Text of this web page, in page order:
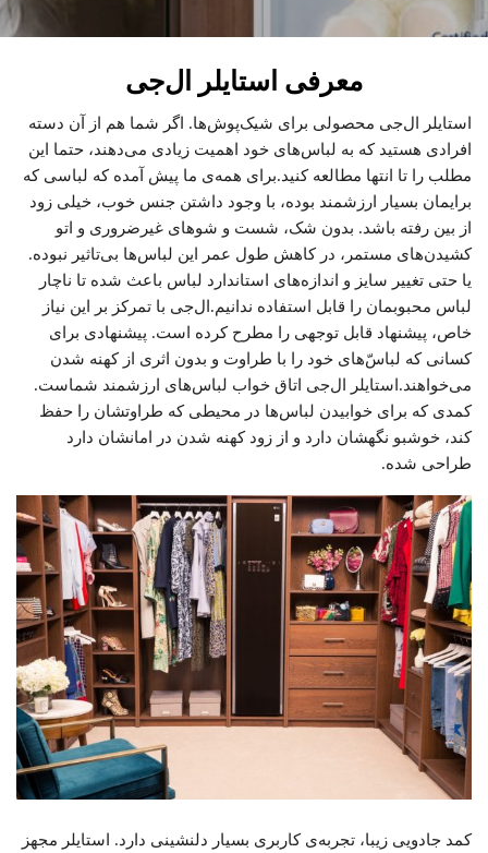
معرفی استایلر ال‌جی
استایلر ال‌جی محصولی برای شیک‌پوش‌ها. اگر شما هم از آن دسته
افرادی هستید که به لباس‌های خود اهمیت زیادی می‌دهند، حتما این
مطلب را تا انتها مطالعه کنید.برای همه‌ی ما پیش آمده که لباسی که
برایمان بسیار ارزشمند بوده، با وجود داشتن جنس خوب، خیلی زود
از بین رفته باشد. بدون شک، شست و شوهای غیرضروری و اتو
کشیدن‌های مستمر، در کاهش طول عمر این لباس‌ها بی‌تاثیر نبوده.
یا حتی تغییر سایز و اندازه‌های استاندارد لباس باعث شده تا ناچار
لباس محبوبمان را قابل استفاده ندانیم.ال‌جی با تمرکز بر این نیاز
خاص، پیشنهاد قابل توجهی را مطرح کرده است. پیشنهادی برای
کسانی که لباس‌ّهای خود را با طراوت و بدون اثری از کهنه شدن
می‌خواهند.استایلر ال‌جی اتاق خواب لباس‌های ارزشمند شماست.
کمدی که برای خوابیدن لباس‌ها در محیطی که طراوتشان را حفظ
کند، خوشبو نگهشان دارد و از زود کهنه شدن در امانشان دارد
طراحی شده.
کمد جادویی زیبا، تجربه‌ی کاربری بسیار دلنشینی دارد. استایلر مجهز